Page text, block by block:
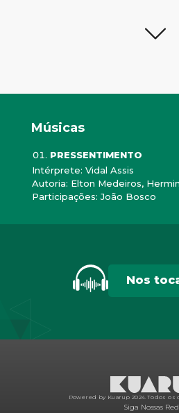
Músicas
PRESSENTIMENTO
Intérprete: Vidal Assis
Autoria: Elton Medeiros,
Participações: João Bosco
Nos
Powered by Kuarup 2024. Todos os
Siga Nossas